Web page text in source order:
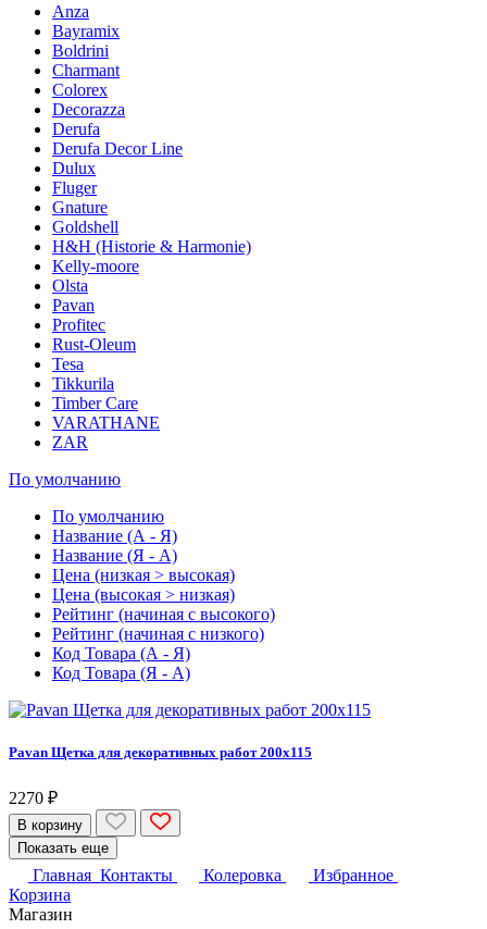
Anza
Bayramix
Boldrini
Charmant
Colorex
Decorazza
Derufa
Derufa Decor Line
Dulux
Fluger
Gnature
Goldshell
H&H (Historie & Harmonie)
Kelly-moore
Olsta
Pavan
Profitec
Rust-Oleum
Tesa
Tikkurila
Timber Care
VARATHANE
ZAR
По умолчанию
По умолчанию
Название (А - Я)
Название (Я - А)
Цена (низкая > высокая)
Цена (высокая > низкая)
Рейтинг (начиная с высокого)
Рейтинг (начиная с низкого)
Код Товара (А - Я)
Код Товара (Я - А)
Pavan Щетка для декоративных работ 200х115
2270 ₽
В корзину
Показать еще
Главная Контакты Колеровка
Избранное
Корзина
Магазин